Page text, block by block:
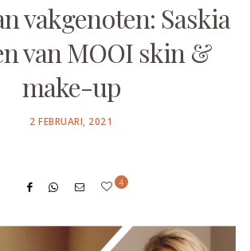
vakgenoten: Saskia
van MOOI skin &
make-up
POSTED
2 FEBRUARI, 2021
4